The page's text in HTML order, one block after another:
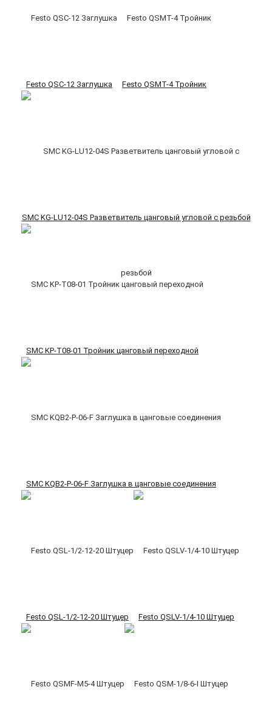
Festo QSC-12 Заглушка Festo QSMT-4 Тройник
SMC KG-LU12-04S Разветвитель цанговый угловой с резьбой
SMC KP-T08-01 Тройник цанговый переходной
SMC KQB2-P-06-F Заглушка в цанговые соединения
Festo QSL-1/2-12-20 Штуцер Festo QSLV-1/4-10 Штуцер